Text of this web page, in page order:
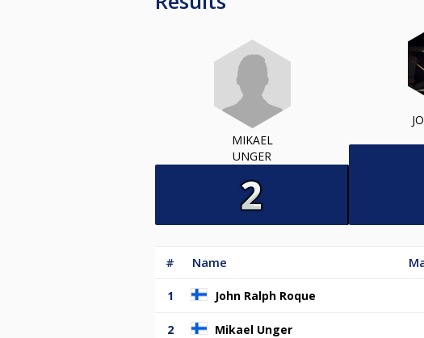
MIKAEL
UNGER
# Name
1 John Ralph Roque
2 Mikael Unger